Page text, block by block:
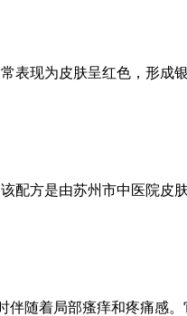
表现为皮肤呈红色，形成
配方是由苏州市中医院皮
随着局部瘙痒和疼痛感